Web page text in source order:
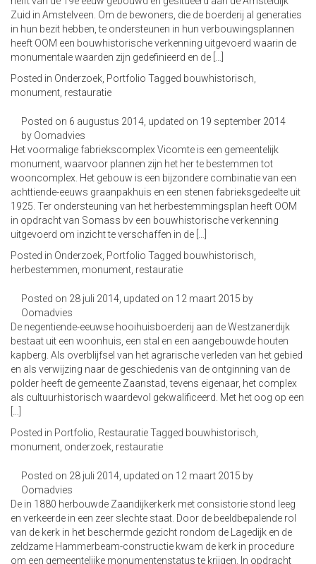
Zuid in Amstelveen. Om de bewoners, die de boerderij al generaties
in hun bezit hebben, te ondersteunen in hun verbouwingsplannen
heeft OOM een bouwhistorische verkenning uitgevoerd waarin de
monumentale waarden zijn gedefinieerd en de […]
Posted in Onderzoek Portfolio Tagged bouwhistorisch
monument restauratie
Posted on 6 augustus 2014 , updated on 19 september 2014
by Oomadvies
Het voormalige fabriekscomplex Vicomte is een gemeentelijk
monument, waarvoor plannen zijn het her te bestemmen tot
wooncomplex. Het gebouw is een bijzondere combinatie van een
achttiende-eeuws graanpakhuis en een stenen fabrieksgedeelte uit
1925. Ter ondersteuning van het herbestemmingsplan heeft OOM
in opdracht van Somass bv een bouwhistorische verkenning
uitgevoerd om inzicht te verschaffen in de […]
Posted in Onderzoek Portfolio Tagged bouwhistorisch
herbestemmen monument restauratie
Posted on 28 juli 2014 , updated on 12 maart 2015 by
Oomadvies
De negentiende-eeuwse hooihuisboerderij aan de Westzanerdijk
bestaat uit een woonhuis, een stal en een aangebouwde houten
kapberg. Als overblijfsel van het agrarische verleden van het gebied
en als verwijzing naar de geschiedenis van de ontginning van de
polder heeft de gemeente Zaanstad, tevens eigenaar, het complex
als cultuurhistorisch waardevol gekwalificeerd. Met het oog op een
Posted in Portfolio RestauratieTagged bouwhistorisch
monument onderzoek restauratie
Posted on 28 juli 2014 , updated on 12 maart 2015 by
Oomadvies
De in 1880 herbouwde Zaandijkerkerk met consistorie stond leeg
en verkeerde in een zeer slechte staat. Door de beeldbepalende rol
van de kerk in het beschermde gezicht rondom de Lagedijk en de
zeldzame Hammerbeam-constructie kwam de kerk in procedure
om een gemeentelijke monumentenstatus te krijgen. In opdracht